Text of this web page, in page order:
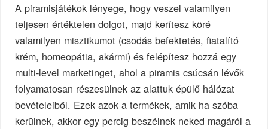
A piramisjátékok lényege, hogy veszel valamilyen
teljesen értéktelen dolgot, majd kerítesz köré
valamilyen misztikumot (csodás befektetés, fiatalító
krém, homeopátia, akármi) és felépítesz hozzá egy
multi-level marketinget, ahol a piramis csúcsán lévők
folyamatosan részesülnek az alattuk épülő hálózat
bevételeiből. Ezek azok a termékek, amik ha szóba
kerülnek, akkor egy percig beszélnek neked magáról a